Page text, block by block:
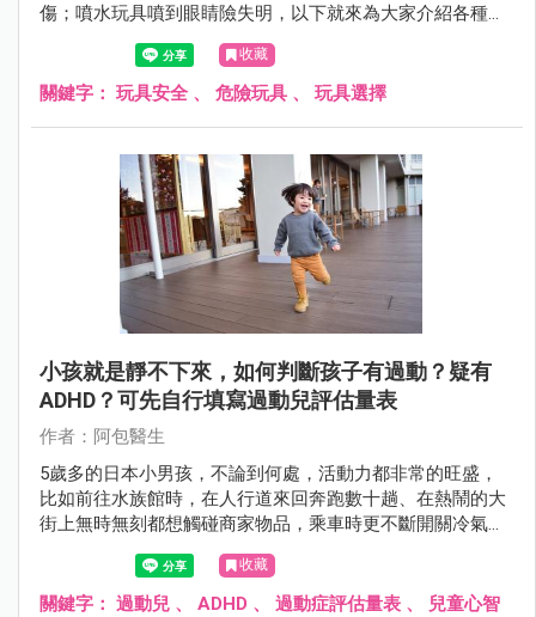
傷；噴水玩具噴到眼睛險失明，以下就來為大家介紹各種危
收藏
關鍵字： 玩具安全 、 危險玩具 、 玩具選擇
小孩就是靜不下來，如何判斷孩子有過動？疑有
ADHD？可先自行填寫過動兒評估量表
作者：阿包醫生
5歲多的日本小男孩，不論到何處，活動力都非常的旺盛，
比如前往水族館時，在人行道來回奔跑數十趟、在熱鬧的大
街上無時無刻都想觸碰商家物品，乘車時更不斷開關冷氣
口、車窗和玩垃圾，讓全車乘客都很困擾，面對疑似有過動
症的兒子，爸媽只能搖頭表示無奈。
收藏
關鍵字： 過動兒 、 ADHD 、 過動症評估量表 、
兒童心智